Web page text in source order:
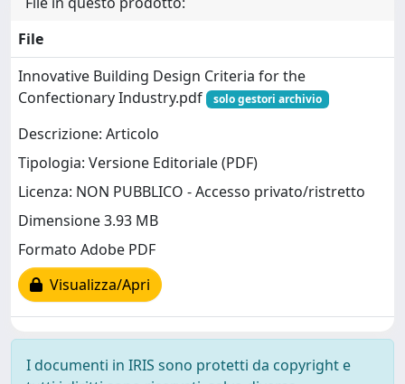
File
Innovative Building Design Criteria for the
Confectionary Industry.pdf
solo gestori archivio
Descrizione: Articolo
Tipologia: Versione Editoriale (PDF)
Licenza: NON PUBBLICO - Accesso privato/ristretto
Dimensione 3.93 MB
Formato Adobe PDF
Visualizza/Apri
I documenti in IRIS sono protetti da copyright e